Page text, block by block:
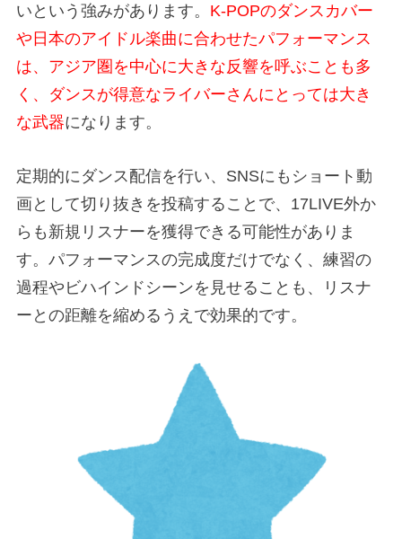
いという強みがあります。 K-POPのダンスカバー
や日本のアイドル楽曲に合わせたパフォーマンス
は、アジア圏を中心に大きな反響を呼ぶことも多
く、ダンスが得意なライバーさんにとっては大き
な武器になります。
定期的にダンス配信を行い、SNSにもショート動
画として切り抜きを投稿することで、17LIVE外か
らも新規リスナーを獲得できる可能性がありま
す。パフォーマンスの完成度だけでなく、練習の
過程やビハインドシーンを見せることも、リスナ
ーとの距離を縮めるうえで効果的です。